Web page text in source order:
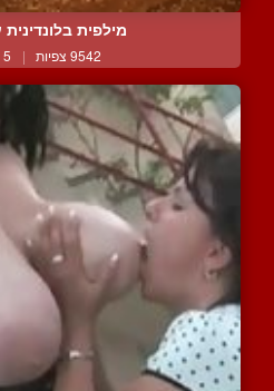
מילפית
9542 צפיות | 5 המלצות